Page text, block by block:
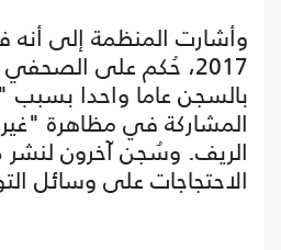
وأشارت المنظمة إلى أنه
2017، حُكم على
بالسجن عاما واحدا
المشاركة في مظاهرة
الريف. وسُجن آخرون
الاحتجاجات على وسائل